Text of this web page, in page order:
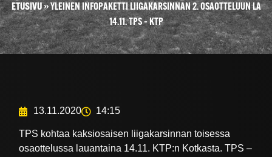
ETUSIVU»YLEINEN INFOPAKETTI LIIGAKARSINNAN 2. OSAOTTELUUN LA
14.11. TPS – KTP
13.11.2020 14:15
TPS kohtaa kaksiosaisen liigakarsinnan toisessa
osaottelussa lauantaina 14.11. KTP:n Kotkasta. TPS –